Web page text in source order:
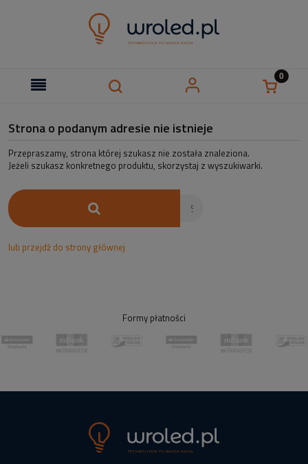
Strona o podanym adresie nie istnieje
Przepraszamy, strona której szukasz nie została znaleziona.
Jeżeli szukasz konkretnego produktu, skorzystaj z wyszukiwarki.
lub przejdź do strony głównej
Formy płatności